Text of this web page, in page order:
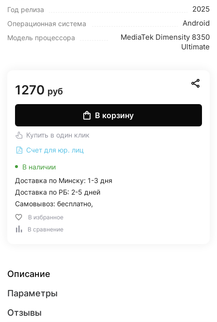
Год релиза 2025
Операционная система Android
Модель процессора
MediaTek Dimensity 8350
Ultimate
1270 руб
В корзину
Купить в один клик
Счет для юр. лиц
В наличии
Доставка по Минску: 1-3 дня
Доставка по РБ: 2-5 дней
Самовывоз: бесплатно,
В избранное
В сравнение
Описание
Параметры
Отзывы